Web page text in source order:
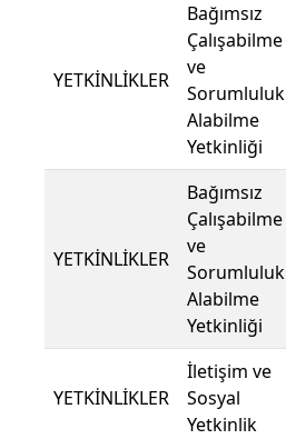
YETKİNLİKLER
Bağımsız
Çalışabilme
ve
Sorumluluk
Alabilme
Yetkinliği
YETKİNLİKLER
Bağımsız
Çalışabilme
ve
Sorumluluk
Alabilme
Yetkinliği
YETKİNLİKLER
İletişim ve
Sosyal
Yetkinlik